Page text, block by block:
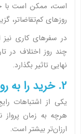
است، ممکن است با
روزهای کم‌تقاضاتر،
در سفرهای کاری نیز
چند روز اختلاف در
نهایی تاثیر بگذارد.
2. خرید را به روزهای پایانی موکول نکنید
یکی از اشتباهات
هرچه به زمان پرواز
ارزان‌تر بیشتر است.